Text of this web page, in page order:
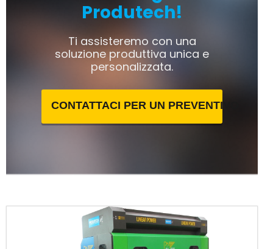
Produtech!
Ti assisteremo con una
soluzione produttiva unica e
personalizzata.
CONTATTACI PER UN PREVENTIVO